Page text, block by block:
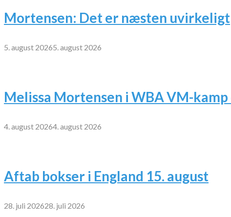
Mortensen: Det er næsten uvirkeligt
5. august 20265. august 2026
Melissa Mortensen i WBA VM-kamp
4. august 20264. august 2026
Aftab bokser i England 15. august
28. juli 202628. juli 2026